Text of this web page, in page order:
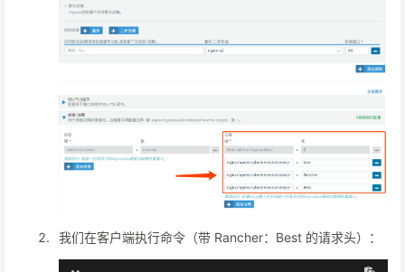
我们在客户端执行命令（带 Rancher：Best 的请求头）：